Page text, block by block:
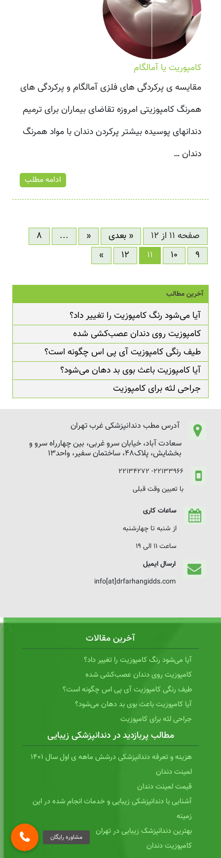
کامپوریت یا آمالگام
مقایسه ی پرکردگی های فلزی آمالگام و پرکردگی های
همرنگ کامپوزیتی امروزه تقاضای بیماران برای ترمیم
دندانهای پوسیده بیشتر پرکردن دندان با مواد همرنگ
دندان …
ادامه مطلب
صفحه 11 از 12 « بعدی «
...
8
9
10
11
12
»
آخرین مطالب
آیا می‌شود رنگ کامپوزیت را تغییر داد؟
کامپوزیت روی دندان عصب‌کشی شده
طیف رنگی کامپوزیت آی پی اس چگونه است؟
آیا کامپوزیت باعث بوی بد دهان می‌شود؟
جراحی لثه برای کامپوزیت
آدرس مطب دندانپزشکی غرب تهران
سعادت آباد، خیابان سرو غربی، بین چهارراه سرو و
بخشایش، پلاک48، ساختمان سفیر، واحد13
22133966- 22134272
با تعیین وقت قبلی
ساعات کاری
از شنبه تا چهارشنبه
ساعت 11 الی 19
ارسال ایمیل
info[at]drfarhangidds.com
آخرین مقالات
آیا می‌شود رنگ کامپوزیت را تغییر داد؟
کامپوزیت روی دندان عصب‌کشی شده
طیف رنگی کامپوزیت آی پی اس چگونه است؟
آیا کامپوزیت باعث بوی بد دهان می‌شود؟
جراحی لثه برای کامپوزیت
مطالب پربازدید در دندانپزشکی زیبایی
هزینه و تعرفه دندانپزشکی درشش ماهه ی اول سال 1401
لمینت دندان
قیمت لمینت دندان
آشنایی با دندانپزشکی زیبایی و خدمات انجام شده در این
زمینه
بهترین دندانپزشک زیبایی در تهران
کامپوزیت دندان